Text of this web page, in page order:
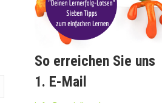
So erreichen Sie uns
1. E-Mail